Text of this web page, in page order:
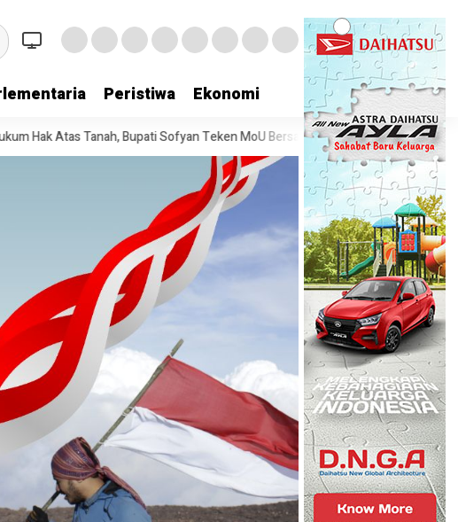
Peristiwa Ekonomi
Teken MoU Bersama Pertanahan Banggai Laut Bupati Amirudin Lantik